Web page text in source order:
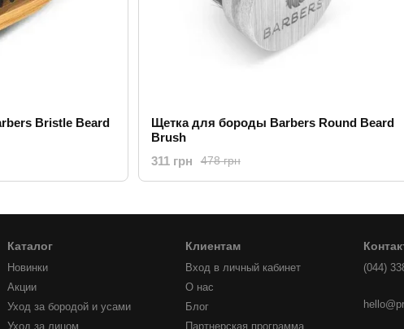
Bristle Beard
Щетка для бороды Barbers Round Beard
Brush
478 грн
311 грн
Каталог
Новинки
Акции
Уход за бородой и усами
Уход за лицом
Клиентам
Вход в личный кабинет
О нас
Блог
Партнерская программа
(044)